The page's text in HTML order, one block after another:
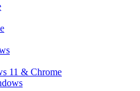
11 & Chrome